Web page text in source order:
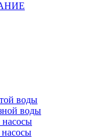
воды
воды